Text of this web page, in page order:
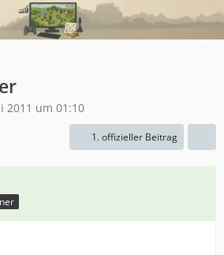
2011 um 01:10
1. offizieller Beitrag